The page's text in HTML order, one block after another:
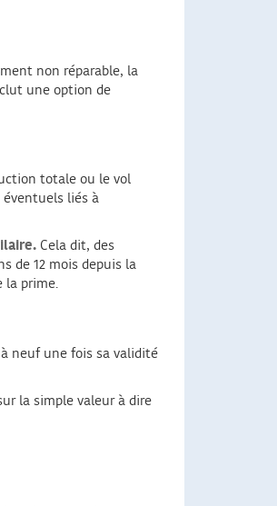
non réparable, la
une option de
totale ou le vol
éventuels liés à
Cela dit, des
de 12 mois depuis la
la prime.
neuf une fois sa validité
la simple valeur à dire